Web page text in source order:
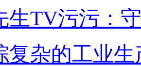
TV污污
杂的工业生